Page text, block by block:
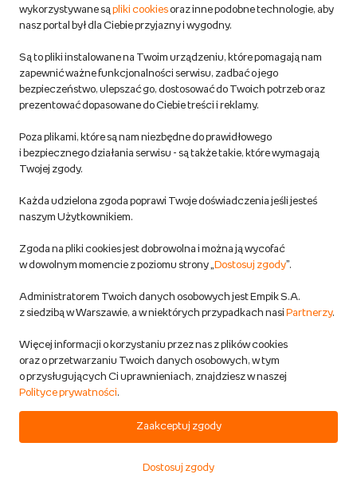
Mobilepart
Elektronika
w 1 dzień rob.
49,95 zł
2815mAh
Tradebit
Przewidywana wysyłka:
w 1 dzień rob.
59,99 zł
DODAJ DO KOSZYKA
wykorzystywane sąpliki cookiesoraz inne podobne technologie, aby
nasz portal był dla Ciebie przyjazny i wygodny.
Są to pliki instalowane na Twoim urządzeniu, które pomagają nam
zapewnić ważne funkcjonalności serwisu, zadbać o jego
bezpieczeństwo, ulepszać go, dostosować do Twoich potrzeb oraz
prezentować dopasowane do Ciebie treści i reklamy.
Poza plikami, które są nam niezbędne do prawidłowego
i bezpiecznego działania serwisu - są także takie, które wymagają
Twojej zgody.
Każda udzielona zgoda poprawi Twoje doświadczenia jeśli jesteś
naszym Użytkownikiem.
Zgoda na pliki cookies jest dobrowolna i można ją wycofać
w dowolnym momencie z poziomu strony „ Dostosuj zgody”.
Administratorem Twoich danych osobowych jest Empik S.A.
z siedzibą w Warszawie, a w niektórych przypadkach nasi Partnerzy.
Więcej informacji o korzystaniu przez nas z plików cookies
oraz o przetwarzaniu Twoich danych osobowych, w tym
o przysługujących Ci uprawnieniach, znajdziesz w naszej
Polityce prywatności.
Zaakceptuj zgody
Dostosuj zgody